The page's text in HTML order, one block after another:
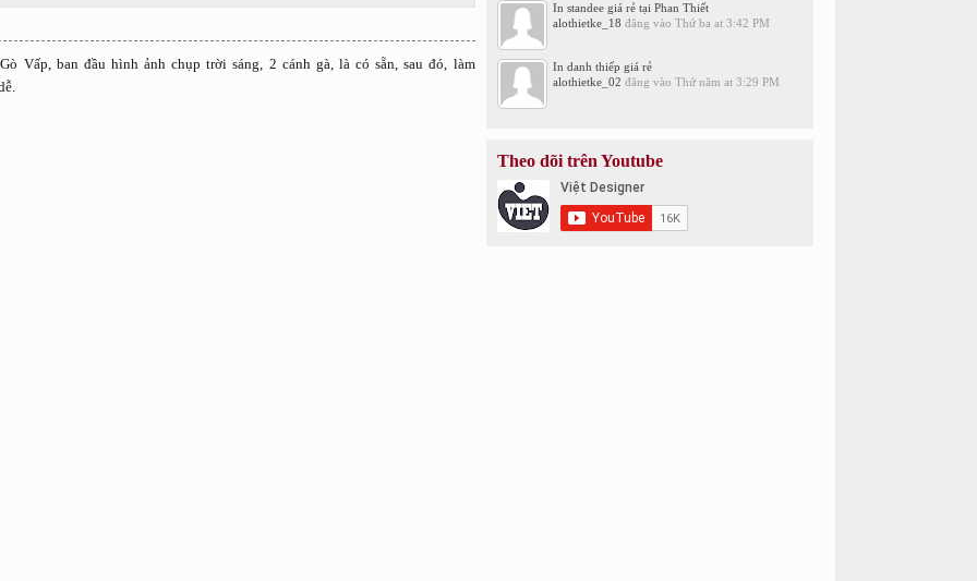
Vấp, ban đầu hình ảnh chụp trời sáng, 2 cánh gà, là có sẵn, sau đó, làm
In standee giá rẻ tại Phan Thiết
alothietke_18 đăng vào Thứ ba at 3:42 PM
In danh thiếp giá rẻ
alothietke_02 đăng vào Thứ năm at 3:29 PM
Theo dõi trên Youtube